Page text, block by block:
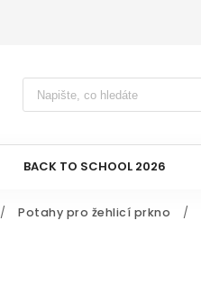
BACK TO SCHOOL 2026
/ Potahy pro žehlicí prkno /